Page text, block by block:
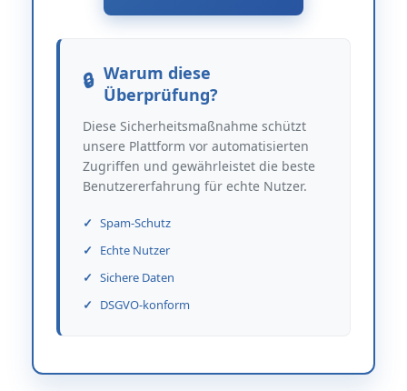
Warum diese
Überprüfung?
Diese Sicherheitsmaßnahme schützt
unsere Plattform vor automatisierten
Zugriffen und gewährleistet die beste
Benutzererfahrung für echte Nutzer.
Spam-Schutz
Echte Nutzer
Sichere Daten
DSGVO-konform